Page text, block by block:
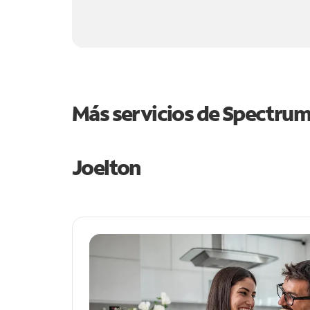
Más servicios de
Joelton